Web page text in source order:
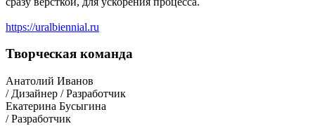
https://uralbiennial.ru
Творческая команда
Анатолий Иванов
/ Дизайнер / Разработчик
Екатерина Бусыгина
/ Разработчик